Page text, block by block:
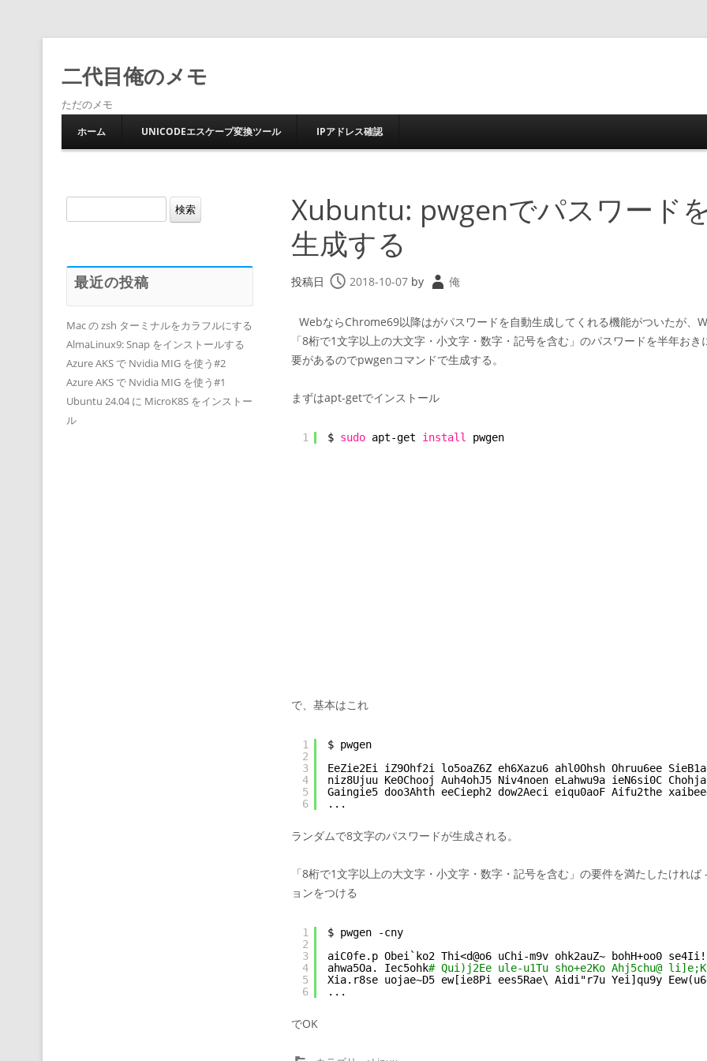
二代目俺のメモ
ただのメモ
ホーム UNICODEエスケープ変換ツール IPアドレス確認
Xubuntu: pwgenでパスワード
生成する
投稿日 2018-10-07 by 俺
WebならChrome69以降はがパスワードを自動生成してくれる機能がついたが、
「8桁で1文字以上の大文字・小文字・数字・記号を含む」のパスワードを半年おき
要があるのでpwgenコマンドで生成する。
まずはapt-getでインストール
1 $ sudo apt-get install pwgen
で、基本はこれ
1
2
3
4
5
6
$ pwgen
EeZie2Ei iZ9Ohf2i lo5oaZ6Z eh6Xazu6 ahl0Ohsh Ohruu6ee
niz8Ujuu Ke0Chooj Auh4ohJ5 Niv4noen eLahwu9a ieN6si0C
Gaingie5 doo3Ahth eeCieph2 dow2Aeci eiqu0aoF Aifu2the
...
ランダムで8文字のパスワードが生成される。
「8桁で1文字以上の大文字・小文字・数字・記号を含む」の要件を満たしたければ
ョンをつける
1
2
3
4
5
6
$ pwgen -cny
aiC0fe.p Obei`ko2 Thi<d@o6 uChi-m9v ohk2auZ~ bohH+oo0
ahwa5Oa. Iec5ohk# Qui)j2Ee ule-u1Tu sho+e2Ko Ahj5chu@
Xia.r8se uojae~D5 ew[ie8Pi ees5Rae\ Aidi"r7u Yei]qu9y
...
でOK
索:
最近の投稿
Mac の zsh ターミナルをカラフルにする
AlmaLinux9: Snap をインストールする
Azure AKS で Nvidia MIG を使う#2
Azure AKS で Nvidia MIG を使う#1
Ubuntu 24.04 に MicroK8S をインストー
ル